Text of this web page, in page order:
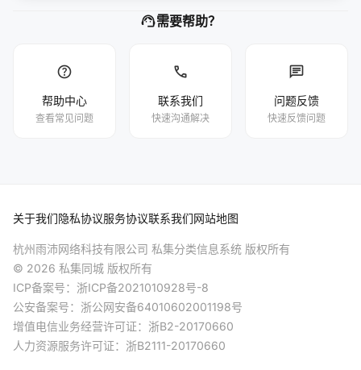
support_agent需要帮助？
help
帮助中心
查看常见问题
phone
联系我们
快速沟通解决
chat
问题反馈
快速反馈问题
关于我们隐私协议服务协议联系我们网站地图
杭州雨沛网络科技有限公司 私集分类信息系统 版权所有
© 2026 私集同城 版权所有
ICP备案号： 浙ICP备2021010928号-8
公安备案号： 浙公网安备64010602001198号
增值电信业务经营许可证：浙B2-20170660
人力资源服务许可证：浙B2111-20170660